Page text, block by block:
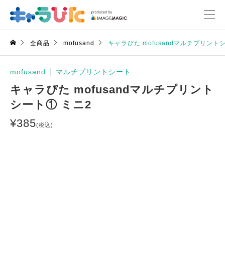
全商品 mofusand キャラぴた mofusandマルチプリント
mofusand マルチプリントシート
キャラぴた mofusandマルチプリント
シート① ミニ2
¥385(税込)